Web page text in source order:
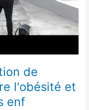
de
l'obésité et
enf